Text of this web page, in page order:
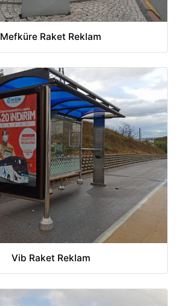
Mefküre Raket Reklam
Vib Raket Reklam